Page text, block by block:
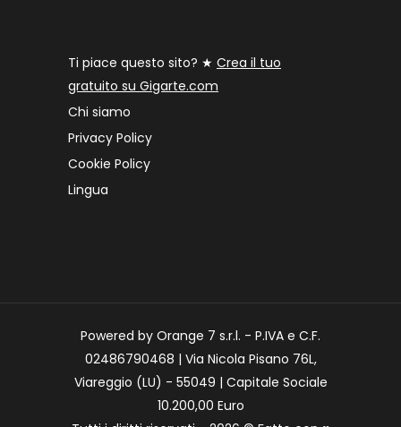
Ti piace questo sito? ★ Crea il tuo
gratuito su Gigarte.com
Chi siamo
Privacy Policy
Cookie Policy
Lingua
Powered by Orange 7 s.r.l. - P.IVA e C.F.
02486790468 | Via Nicola Pisano 76L,
Viareggio (LU) - 55049 | Capitale Sociale
10.200,00 Euro